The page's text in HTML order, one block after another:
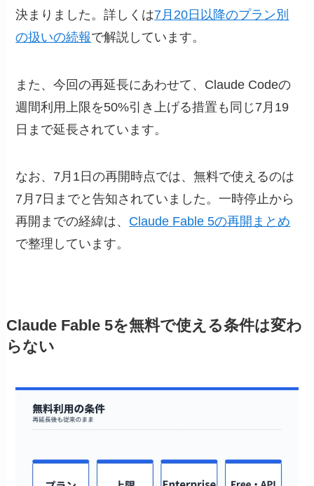
決まりました。詳しくは7月20日以降のプラン別
の扱いの続報で解説しています。
また、今回の再延長にあわせて、Claude Codeの
週間利用上限を50%引き上げる措置も同じ7月19
日まで延長されています。
なお、7月1日の再開時点では、無料で使えるのは
7月7日までと告知されていました。一時停止から
再開までの経緯は、 Claude Fable 5の再開まとめ
で整理しています。
Claude Fable 5を無料で使える条件は変わ
らない